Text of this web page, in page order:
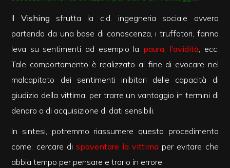
Il Vishingsfrutta la c.d. ingegneria sociale ovvero
partendo da una base di conoscenza, i truffatori, fanno
leva su sentimenti ad esempio la paura, l’avidità, ecc.
Tale comportamento è realizzato al fine di evocare nel
malcapitato dei sentimenti inibitori delle capacità di
giudizio della vittima, per trarre un vantaggio in termini di
denaro o di acquisizione di dati sensibili.
In sintesi, potremmo riassumere questo procedimento
come: cercare di spaventare la vittima per evitare che
abbia tempo per pensare e trarlo in errore.
Qualsiasi
Residenziali
Commerciali
Industriali
Terreni